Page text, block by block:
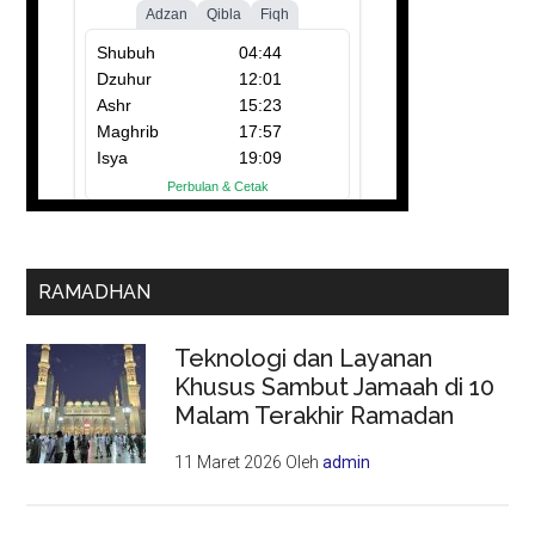
RAMADHAN
Teknologi dan Layanan
Khusus Sambut Jamaah di 10
Malam Terakhir Ramadan
11 Maret 2026 Olehadmin